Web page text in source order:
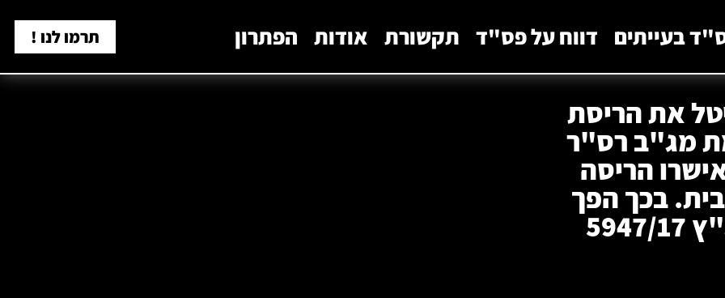
בעייתים דווח על פס"ד תקשורת אודות הפתרון תרמו לנו !
את הריסת
מג"ב רס"ר
הריסה
בכך הפך
17